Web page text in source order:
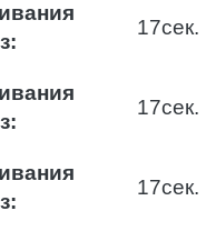
17сек.
17сек.
17сек.